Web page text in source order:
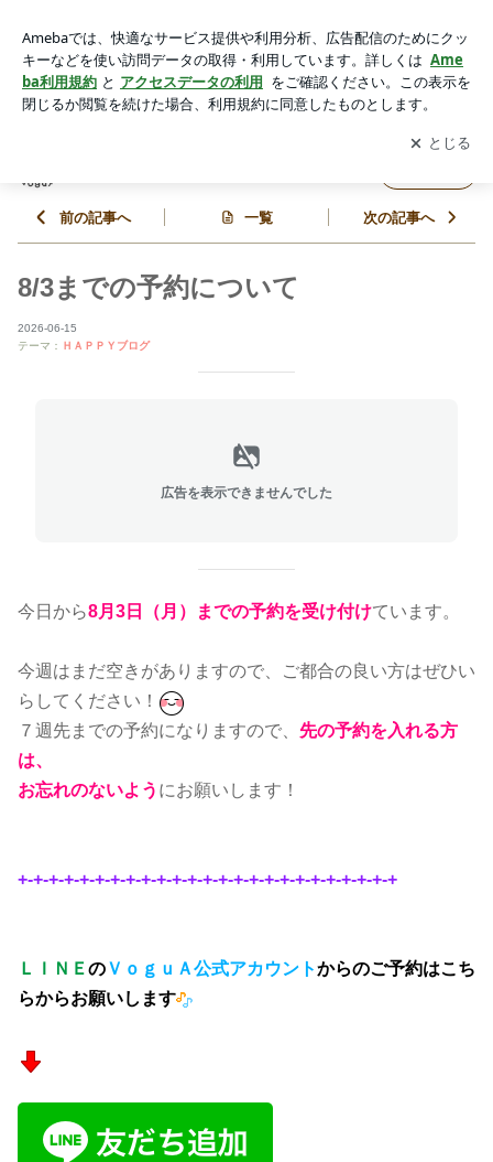
アプリをダウンロードして ブログの更新通知
を受け取りまし
ょう。
開く
前の記事へ 一覧 次の記事へ
8/3までの予約について
2026-06-15
テーマ： ＨＡＰＰＹブログ
広告を表示できませんでした
今日から8月3日（月） までの予約を受け付けています。
今週はまだ空きがありますので、ご都合の良い方はぜひい
らしてください！
７週先までの予約になりますので、 先の予約を入れる方
は、
お忘れのないよう にお願いします！
+-+-+-+-+-+-+-+-+-+-+-+-+-+-+-+-+-+-+-+-+-+-+-+-+
ＬＩＮＥのＶｏｇｕＡ公式アカウントからのご予約はこち
らからお願いします